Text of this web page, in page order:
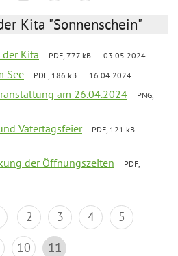
Kita "Sonnenschein"
Kita PDF, 777 kB 03.05.2024
See PDF, 186 kB 16.04.2024
am 26.04.2024
PNG,
Vatertagsfeier
PDF, 121 kB
der Öffnungszeiten
PDF,
2 3 4
5
10 11